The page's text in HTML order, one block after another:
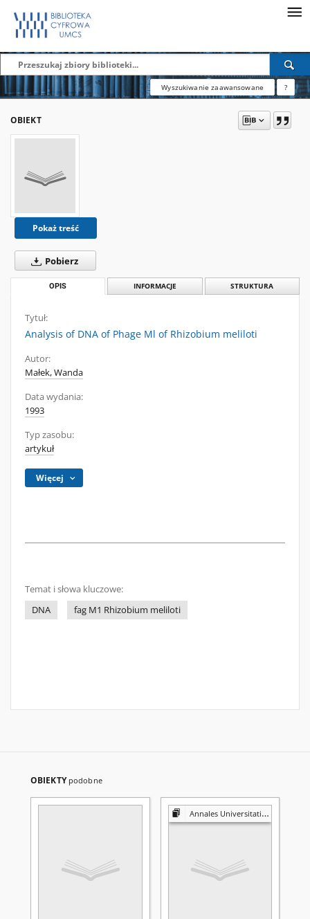
Wyszukiwanie zaawansowane ?
OBIEKT
Pokaż treść
Pobierz
OPIS INFORMACJE STRUKTURA
Tytuł:
Analysis of DNA of Phage Ml of Rhizobium meliloti
Autor:
Małek, Wanda
Data wydania:
1993
Typ zasobu:
artykuł
Więcej
Temat i słowa kluczowe:
DNA
fag M1 Rhizobium meliloti
OBIEKTY podobne
Annales Universitatis Mariae Curie-Skłodowska. Sectio D, Medicina